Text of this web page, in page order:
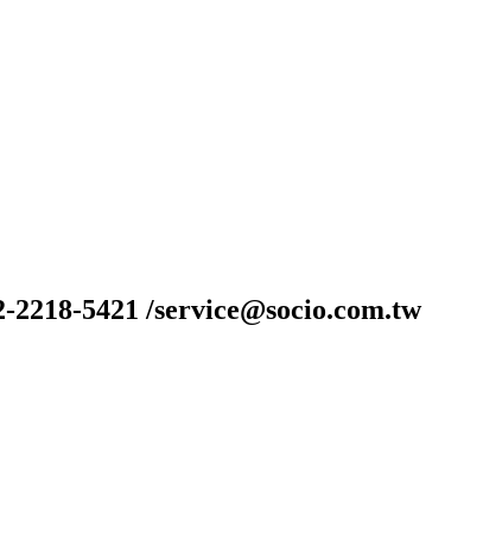
5421 /service@socio.com.tw